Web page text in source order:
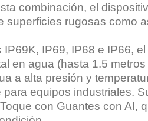
combinación, el
superficies rugosas como
IP69, IP68 e IP66,
en agua (hasta 1.5
a alta presión y
equipos industriales.
con Guantes con AI,